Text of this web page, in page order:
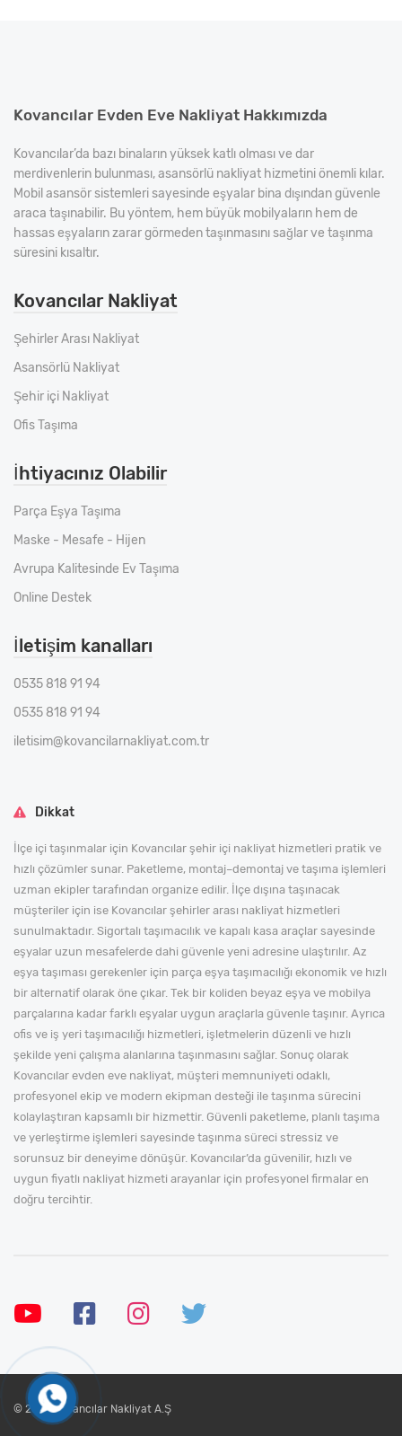
Kovancılar Evden Eve Nakliyat Hakkımızda
Kovancılar’da bazı binaların yüksek katlı olması ve dar
merdivenlerin bulunması, asansörlü nakliyat hizmetini önemli kılar.
Mobil asansör sistemleri sayesinde eşyalar bina dışından güvenle
araca taşınabilir. Bu yöntem, hem büyük mobilyaların hem de
hassas eşyaların zarar görmeden taşınmasını sağlar ve taşınma
süresini kısaltır.
Kovancılar Nakliyat
Şehirler Arası Nakliyat
Asansörlü Nakliyat
Şehir içi Nakliyat
Ofis Taşıma
İhtiyacınız Olabilir
Parça Eşya Taşıma
Maske - Mesafe - Hijen
Avrupa Kalitesinde Ev Taşıma
Online Destek
İletişim kanalları
0535 818 91 94
0535 818 91 94
iletisim@kovancilarnakliyat.com.tr
Dikkat
İlçe içi taşınmalar için Kovancılar şehir içi nakliyat hizmetleri pratik ve
hızlı çözümler sunar. Paketleme, montaj–demontaj ve taşıma işlemleri
uzman ekipler tarafından organize edilir. İlçe dışına taşınacak
müşteriler için ise Kovancılar şehirler arası nakliyat hizmetleri
sunulmaktadır. Sigortalı taşımacılık ve kapalı kasa araçlar sayesinde
eşyalar uzun mesafelerde dahi güvenle yeni adresine ulaştırılır. Az
eşya taşıması gerekenler için parça eşya taşımacılığı ekonomik ve hızlı
bir alternatif olarak öne çıkar. Tek bir koliden beyaz eşya ve mobilya
parçalarına kadar farklı eşyalar uygun araçlarla güvenle taşınır. Ayrıca
ofis ve iş yeri taşımacılığı hizmetleri, işletmelerin düzenli ve hızlı
şekilde yeni çalışma alanlarına taşınmasını sağlar. Sonuç olarak
Kovancılar evden eve nakliyat, müşteri memnuniyeti odaklı,
profesyonel ekip ve modern ekipman desteği ile taşınma sürecini
kolaylaştıran kapsamlı bir hizmettir. Güvenli paketleme, planlı taşıma
ve yerleştirme işlemleri sayesinde taşınma süreci stressiz ve
sorunsuz bir deneyime dönüşür. Kovancılar’da güvenilir, hızlı ve
uygun fiyatlı nakliyat hizmeti arayanlar için profesyonel firmalar en
doğru tercihtir.
© 2024 Kovancılar Nakliyat A.Ş